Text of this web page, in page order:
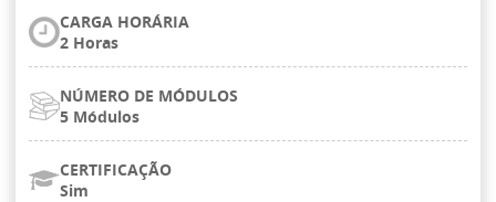
CARGA HORÁRIA
2 Horas
NÚMERO DE MÓDULOS
5 Módulos
CERTIFICAÇÃO
Sim